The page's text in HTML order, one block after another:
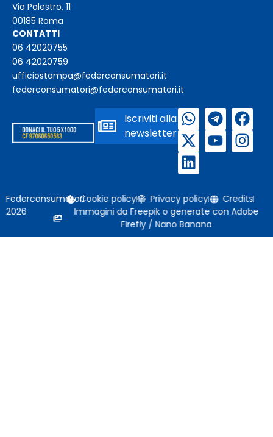
Via Palestro, 11
00185 Roma
CONTATTI
06 42020755
06 42020759
ufficiostampa@federconsumatori.it
federconsumatori@federconsumatori.it
Iscriviti alla
newsletter
Federconsumatori
2026
Cookie policy Privacy policy
Credits
Immagini da Freepik o generate con Adobe
Firefly / Nano Banana